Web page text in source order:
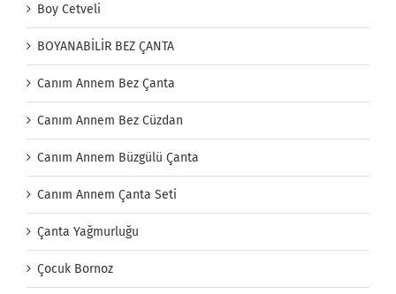
Boy Cetveli
BOYANABİLİR BEZ ÇANTA
Canım Annem Bez Çanta
Canım Annem Bez Cüzdan
Canım Annem Büzgülü Çanta
Canım Annem Çanta Seti
Çanta Yağmurluğu
Çocuk Bornoz